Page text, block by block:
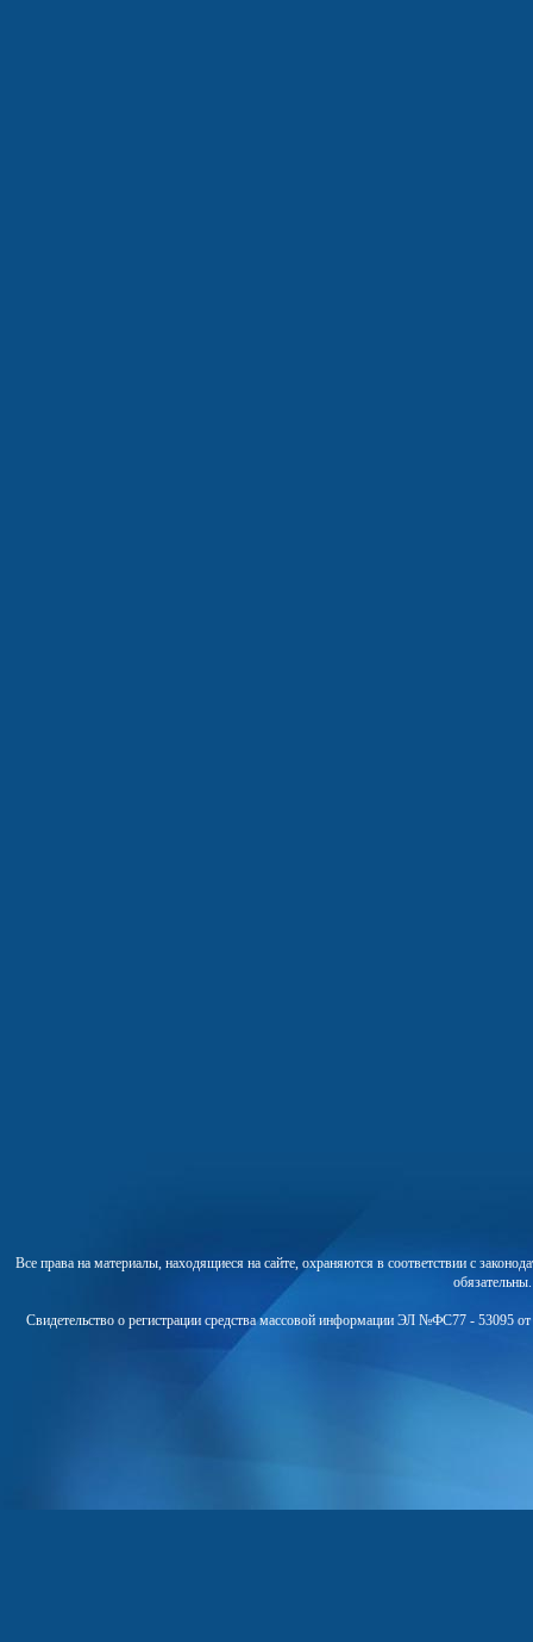
Все права на материалы, находящиеся на сайте, охраняются в соответствии с
Свидетельство о регистрации средства массовой информации ЭЛ №ФС77 - 53095